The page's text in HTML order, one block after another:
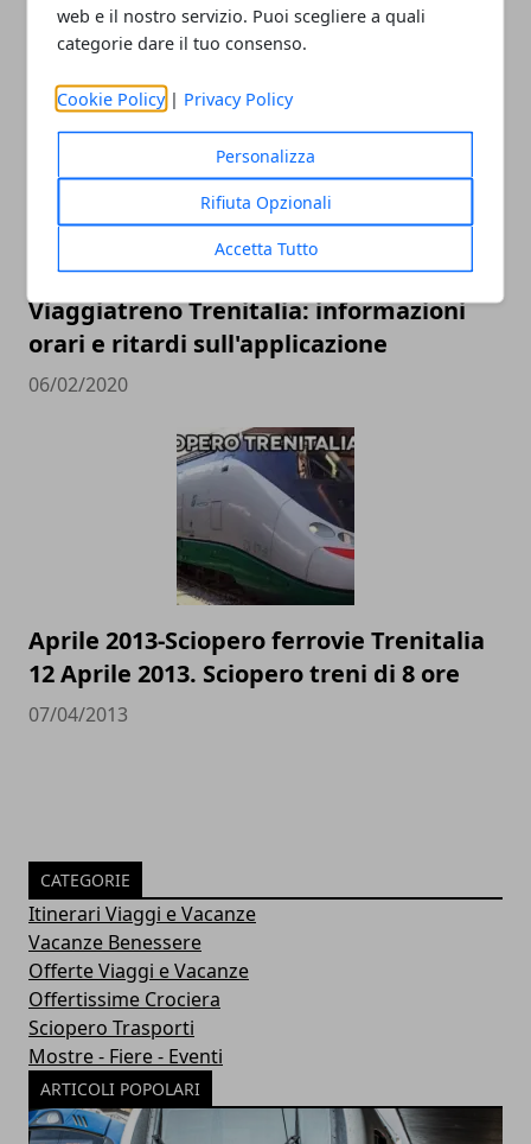
web e il nostro servizio. Puoi scegliere a quali
categorie dare il tuo consenso.
Cookie Policy | Privacy Policy
Personalizza
Rifiuta Opzionali
Accetta Tutto
perché è utile e interventi preventivi
19/10/2023
Viaggiatreno Trenitalia: informazioni
orari e ritardi sull'applicazione
06/02/2020
Aprile 2013-Sciopero ferrovie Trenitalia
12 Aprile 2013. Sciopero treni di 8 ore
07/04/2013
CATEGORIE
Itinerari Viaggi e Vacanze
Vacanze Benessere
Offerte Viaggi e Vacanze
Offertissime Crociera
Sciopero Trasporti
Mostre - Fiere - Eventi
ARTICOLI POPOLARI